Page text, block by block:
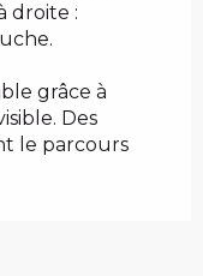
droite :
grâce à
Des
le parcours